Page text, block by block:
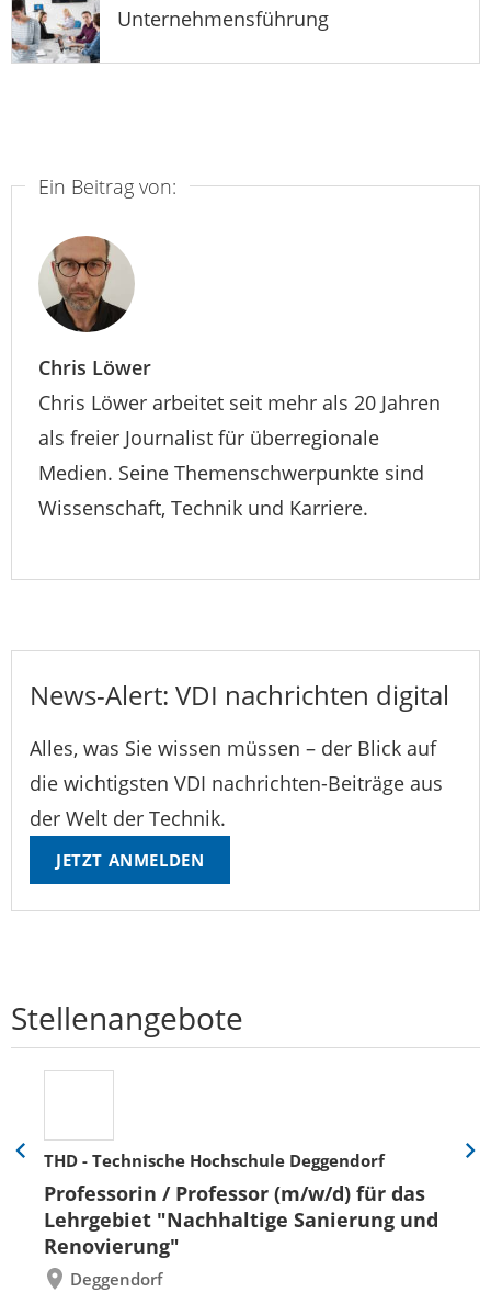
Unternehmensführung
Ein Beitrag von:
Chris Löwer
Chris Löwer arbeitet seit mehr als 20 Jahren
als freier Journalist für überregionale
Medien. Seine Themenschwerpunkte sind
Wissenschaft, Technik und Karriere.
News-Alert: VDI nachrichten digital
Alles, was Sie wissen müssen – der Blick auf
die wichtigsten VDI nachrichten-Beiträge aus
der Welt der Technik.
JETZT ANMELDEN
Stellenangebote
THD - Technische Hochschule Deggendorf
Professorin / Professor (m/w/d) für das
Lehrgebiet "Nachhaltige Sanierung und
Renovierung"
Deggendorf
Eine
zurück
Eine